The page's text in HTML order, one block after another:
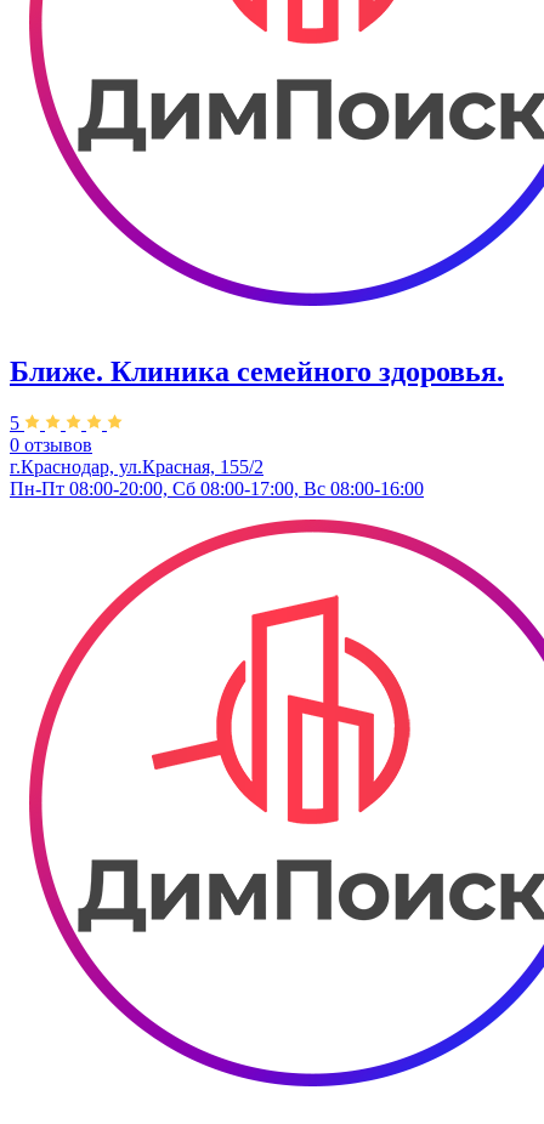
Ближе. Клиника семейного здоровья.
5
0 отзывов
г.Краснодар, ул.Красная, 155/2
Пн-Пт 08:00-20:00, Сб 08:00-17:00, Вс 08:00-16:00